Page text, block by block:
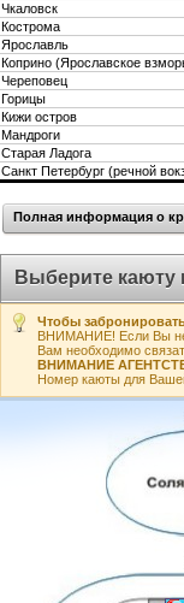
Чкаловск
Кострома
Ярославль
Коприно (Ярославское
Череповец
Горицы
Кижи остров
Мандроги
Старая Ладога
Санкт Петербург (речной
Полная информация о
Выберите каюту
Чтобы
ВНИМАНИЕ! Если Вы не
Вам необходимо
ВНИМАНИЕ
Номер каюты для